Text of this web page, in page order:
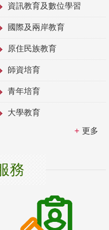
資訊教育及數位學習
國際及兩岸教育
原住民族教育
師資培育
青年培育
大學教育
更多
務